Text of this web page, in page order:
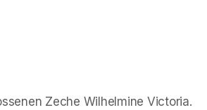
Zeche Wilhelmine Victoria.